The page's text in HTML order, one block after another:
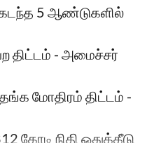
5 ஆண்டுகளில்
திட்டம் - அமைச்சர்
மோதிரம் திட்டம் -
நிதி ஒதுக்கீடு